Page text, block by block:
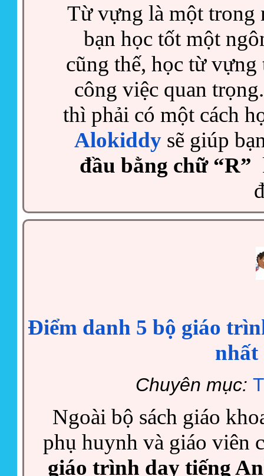
Từ vựng là một trong
bạn học tốt một
cũng thế, học từ
công việc quan
thì phải có một cách
Alokiddy sẽ giúp
đầu bằng chữ “R”
Điểm danh 5 bộ giáo
nhất
Chuyên mục:
Ngoài bộ sách giáo
phụ huynh và giáo viên
giáo trình dạy tiếng